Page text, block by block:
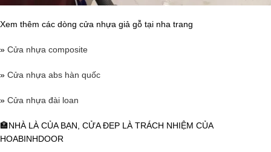
Xem thêm các dòng cửa nhựa giả gỗ tại nha trang
» Cửa nhựa composite
» Cửa nhựa abs hàn quốc
» Cửa nhựa đài loan
🏣NHÀ LÀ CỦA BẠN, CỬA ĐEP LÀ TRÁCH NHIỆM CỦA
HOABINHDOOR